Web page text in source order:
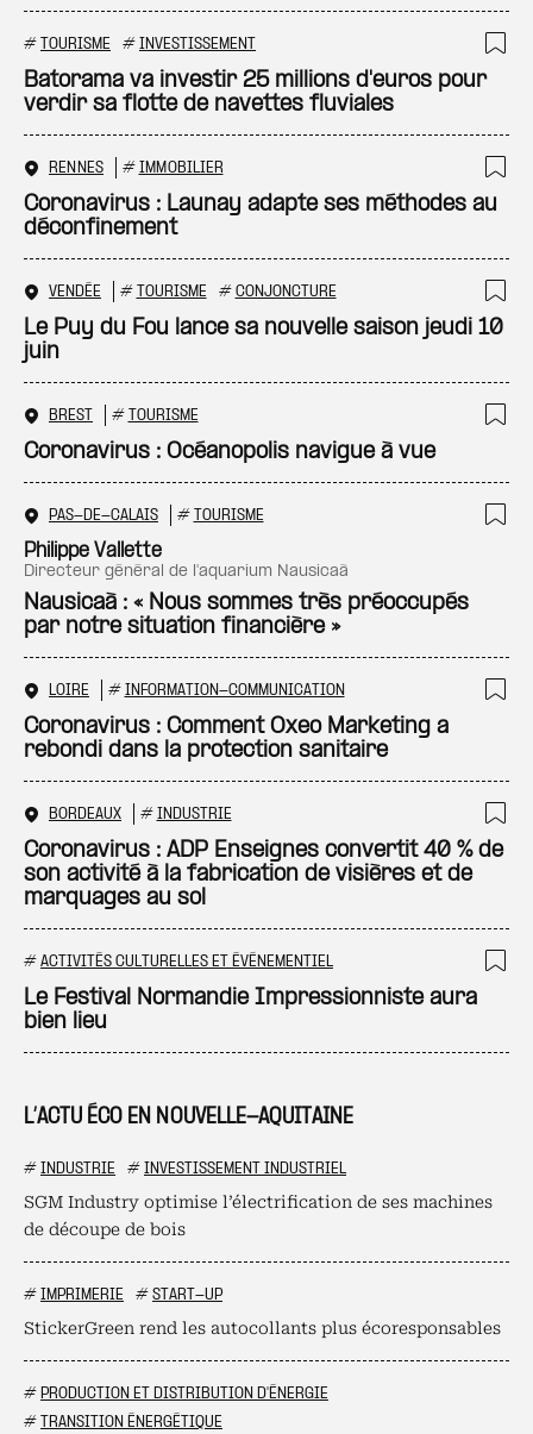
L’ACTU ÉCO EN NOUVELLE-AQUITAINE
# INDUSTRIE # INVESTISSEMENT INDUSTRIEL
SGM Industry optimise l’électrification de ses machines
de découpe de bois
# IMPRIMERIE # START-UP
StickerGreen rend les autocollants plus écoresponsables
# PRODUCTION ET DISTRIBUTION D'ÉNERGIE
# TRANSITION ÉNERGÉTIQUE
# TOURISME # INVESTISSEMENT
Batorama va investir 25 millions d'euros pour
verdir sa flotte de navettes fluviales
RENNES # IMMOBILIER
Coronavirus : Launay adapte ses méthodes au
déconfinement
VENDÉE # TOURISME # CONJONCTURE
Le Puy du Fou lance sa nouvelle saison jeudi 10
juin
BREST # TOURISME
Coronavirus : Océanopolis navigue à vue
PAS-DE-CALAIS # TOURISME
Philippe Vallette
directeur général de l'aquarium Nausicaà
Nausicaà : « Nous sommes très préoccupés
par notre situation financière »
LOIRE # INFORMATION-COMMUNICATION
Coronavirus : Comment Oxeo Marketing a
rebondi dans la protection sanitaire
BORDEAUX # INDUSTRIE
Coronavirus : ADP Enseignes convertit 40 % de
son activité à la fabrication de visières et de
marquages au sol
# ACTIVITÉS CULTURELLES ET ÉVÉNEMENTIEL
Le Festival Normandie Impressionniste aura
bien lieu